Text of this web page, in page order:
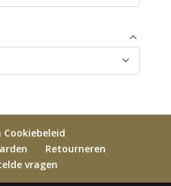
Cookiebeleid
Retourneren
vragen